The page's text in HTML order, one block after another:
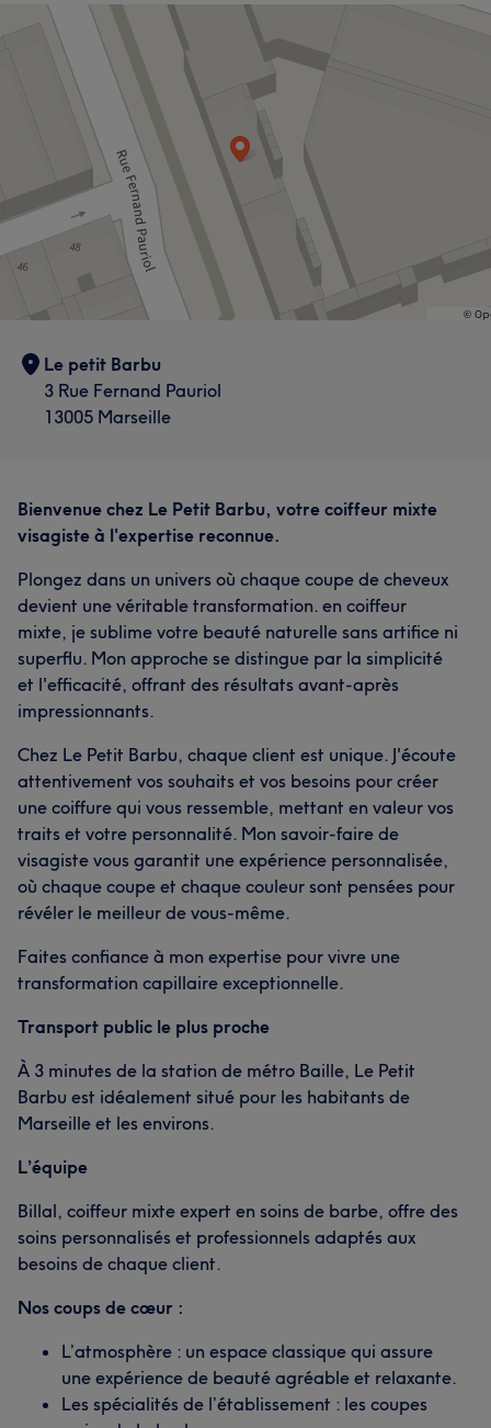
Le petit Barbu
3 Rue Fernand Pauriol
13005 Marseille
Bienvenue chez Le Petit Barbu, votre coiffeur mixte
visagiste à l'expertise reconnue.
Plongez dans un univers où chaque coupe de cheveux
devient une véritable transformation. en coiffeur
mixte, je sublime votre beauté naturelle sans artifice ni
superflu. Mon approche se distingue par la simplicité
et l'efficacité, offrant des résultats avant-après
impressionnants.
Chez Le Petit Barbu, chaque client est unique. J'écoute
attentivement vos souhaits et vos besoins pour créer
une coiffure qui vous ressemble, mettant en valeur vos
traits et votre personnalité. Mon savoir-faire de
visagiste vous garantit une expérience personnalisée,
où chaque coupe et chaque couleur sont pensées pour
révéler le meilleur de vous-même.
Faites confiance à mon expertise pour vivre une
transformation capillaire exceptionnelle.
Transport public le plus proche
À 3 minutes de la station de métro Baille, Le Petit
Barbu est idéalement situé pour les habitants de
Marseille et les environs.
L’équipe
Billal, coiffeur mixte expert en soins de barbe, offre des
soins personnalisés et professionnels adaptés aux
besoins de chaque client.
Nos coups de cœur :
L’atmosphère : un espace classique qui assure
une expérience de beauté agréable et relaxante.
Les spécialités de l’établissement : les coupes